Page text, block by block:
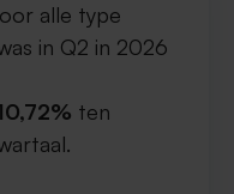
alle type
in Q2 in 2026
ten